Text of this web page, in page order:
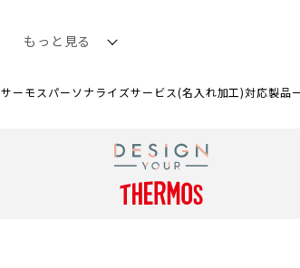
もっと見る
パーソナライズサービスよくあるご
サーモスパーソナライズサービス(名入れ加工)対応製品